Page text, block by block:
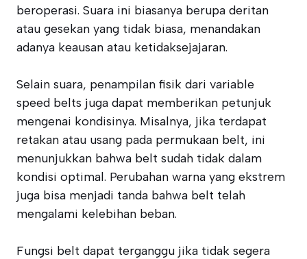
beroperasi. Suara ini biasanya berupa deritan
atau gesekan yang tidak biasa, menandakan
adanya keausan atau ketidaksejajaran.
Selain suara, penampilan fisik dari variable
speed belts juga dapat memberikan petunjuk
mengenai kondisinya. Misalnya, jika terdapat
retakan atau usang pada permukaan belt, ini
menunjukkan bahwa belt sudah tidak dalam
kondisi optimal. Perubahan warna yang ekstrem
juga bisa menjadi tanda bahwa belt telah
mengalami kelebihan beban.
Fungsi belt dapat terganggu jika tidak segera